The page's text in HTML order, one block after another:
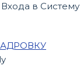
в Систему